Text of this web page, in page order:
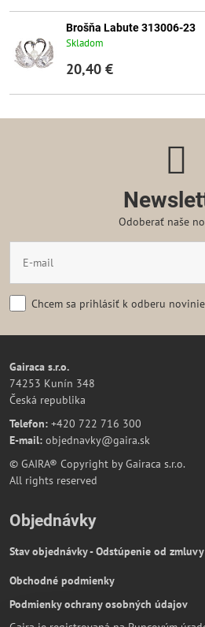
Brošňa Labute 313006-23
Skladom
20,40 €
Odoberať naše
Chcem sa prihlásiť k odberu
Gairaca s.r.o.
74253 Kunín 348
Česká republika
Telefon: +420 722 716 300
E-mail: objednavky@gaira.sk
© GAIRA® Copyright by Gairaca s.r.o.
All rights reserved
Objednávky
Stav objednávky - Odstúpenie od zmluvy
Obchodné podmienky
Podmienky ochrany osobných údajov